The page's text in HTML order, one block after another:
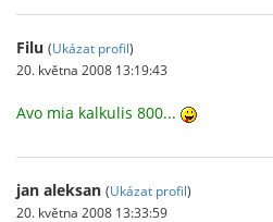
Filu (Ukázat profil)
20. května 2008 13:19:43
Avo mia kalkulis 800...
jan aleksan (Ukázat profil)
20. května 2008 13:33:59